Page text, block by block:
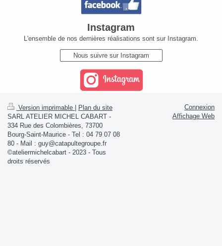
Instagram
L'ensemble de nos dernières réalisations sont sur Instagram.
Nous suivre sur Instagram
Version imprimable | Plan du site
SARL ATELIER MICHEL CABART -
334 Rue des Colombières, 73700
Bourg-Saint-Maurice - Tel : 04 79 07 08
80 - Mail : guy@catapultegroupe.fr
©ateliermichelcabart - 2023 - Tous
droits réservés
Connexion
Affichage Web